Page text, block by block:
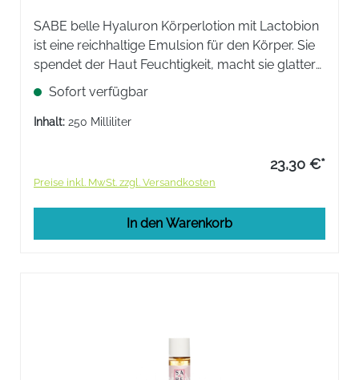
SABE belle Hyaluron Körperlotion mit Lactobion
ist eine reichhaltige Emulsion für den Körper. Sie
spendet der Haut Feuchtigkeit, macht sie glatter
und elastischer und schenkt einen „Neue Haut"-
Sofort verfügbar
Inhalt: 250 Milliliter
23,30 €*
Preise inkl. MwSt. zzgl. Versandkosten
In den Warenkorb